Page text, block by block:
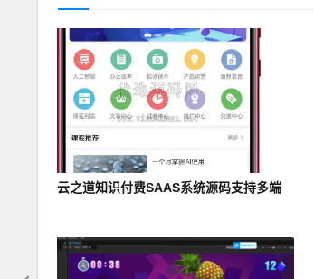
云之道知识付费SAAS系统源码支持多端